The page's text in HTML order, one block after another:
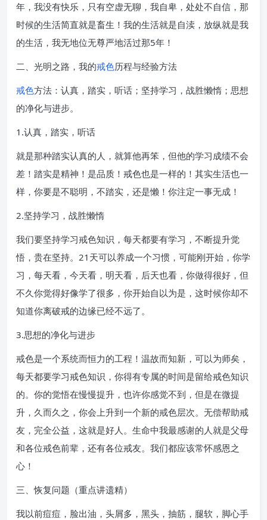
年，我没有快乐，只有空虚无聊，我自卑，处处不自信，那
时候的生活简直就是畜生！我的生活就是自渎，放纵就是我
的生活，我无地位无尊严地活过那5年！
二、光明之路，我的戒色历程与经验方法
戒色方法：认真，踏实，听话；坚持学习，战胜懒惰；思想
的净化与进步。
1.认真，踏实，听话
就是那种踏实认真的人，就算他再笨，但他的学习成绩不会
差！踏实是精神！是品质！戒色也是一样的！其实生活也一
样，你要是不聪明，不踏实，还是懒！你注定一事无成！
2.坚持学习，战胜懒惰
我们要坚持学习戒色知识，每天都要有学习，不断提升觉
悟，贵在坚持。21天可以养成一个习惯，可能刚开始，你学
习，每天看，今天看，明天看，后天也看，你做得很好，但
不久你觉得好像学了很多，你开始自以为是，这时候你却不
知道你离破戒的边缘已经不远了。
3.思想的净化与进步
戒色是一个系统而恒力的工程！温故而知新，可以为师矣，
每天都要学习戒色知识，你得有专属的时间是留给戒色知识
的。你的觉悟在慢慢提升，也许你感觉不到，但是在微提
升，久而久之，你会上升到一个新的戒色层次。无偿帮助戒
友，完全公益，这就是好人。生命中我最感谢的人就是父母
和各位戒色前辈，还有各位戒友。我们都应该常怀感恩之
心！
三、恢复问题（重点讲遗精）
我以前痘痘，脸出油，头屑多，黑头，抽筋，腿软，脚心手